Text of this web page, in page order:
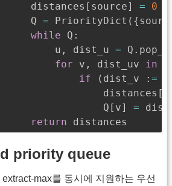
    distances
[ source] =
0
    Q
= PriorityDict ( {
while Q :
        u
, dist_u = Q .
for v , dist_uv in
if
( dist_v : =
                distances
[
                Q
[ v] =
return distances
priority queue
max를 동시에 지원하는 우선